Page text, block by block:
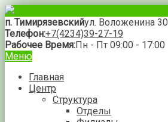
п. Тимирязевскийул. Воложенина 30
Телефон:+7(4234)39-27-19
Рабочее Время:Пн - Пт 09:00 - 17:00
Меню
Главная
Центр
Структура
Отделы